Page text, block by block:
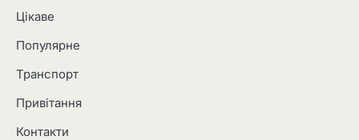
Цікаве
Популярне
Транспорт
Привітання
Контакти